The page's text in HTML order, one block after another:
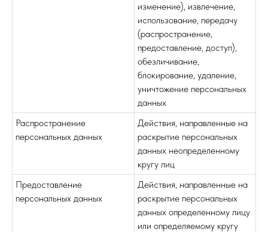
изменение), извлечение,
использование, передачу
(распространение,
предоставление, доступ),
обезличивание,
блокирование, удаление,
уничтожение персональных
данных
Распространение
персональных данных
Действия, направленные на
раскрытие персональных
данных неопределенному
кругу лиц
Предоставление
персональных данных
Действия, направленные на
раскрытие персональных
данных определенному лицу
или определяемому кругу